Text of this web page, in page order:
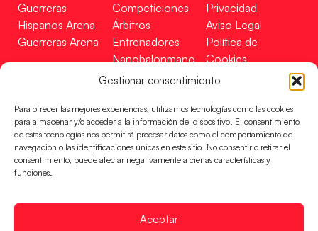
Gestionar consentimiento
Para ofrecer las mejores experiencias, utilizamos tecnologías como las cookies
para almacenar y/o acceder a la información del dispositivo. El consentimiento
de estas tecnologías nos permitirá procesar datos como el comportamiento de
navegación o las identificaciones únicas en este sitio. No consentir o retirar el
consentimiento, puede afectar negativamente a ciertas características y
funciones.
Aceptar
Guerreras
Hispanos Arena
Guerreras Arena
Competiciones
Árbitros
Entrenadores
Nanobalonmano
Tienda
Privacidad
Aviso Legal
Política de
Cookies
Mapa Web
Incidencias
CONTACTO
EN
FINANCIADO